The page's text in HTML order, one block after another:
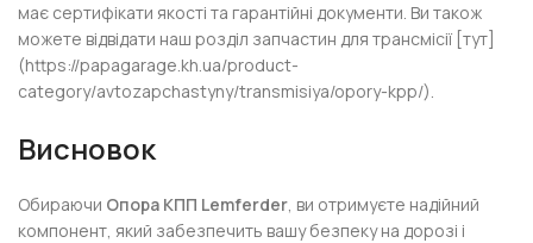
має сертифікати якості та гарантійні документи. Ви також
можете відвідати наш розділ запчастин для трансмісії [тут]
(https://papagarage.kh.ua/product-
category/avtozapchastyny/transmisiya/opory-kpp/).
Висновок
Обираючи Опора КПП Lemferder, ви отримуєте надійний
компонент, який забезпечить вашу безпеку на дорозі і